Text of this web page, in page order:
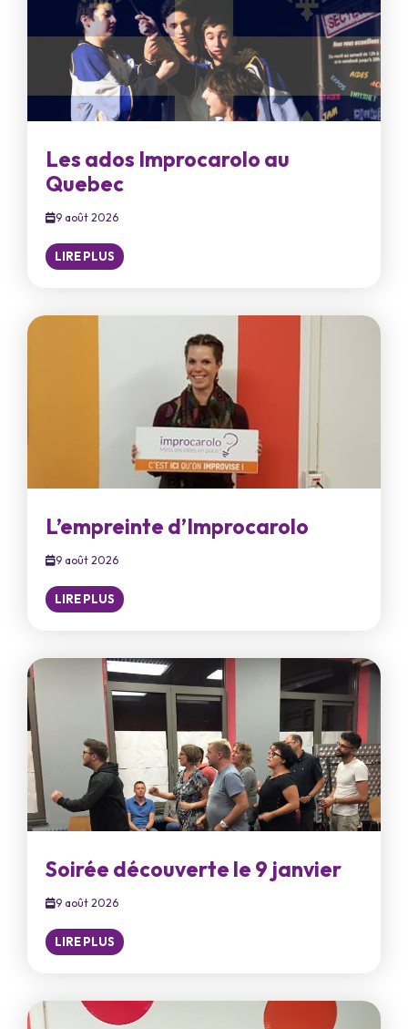
Les ados Improcarolo au
Quebec
9 août 2026
LIRE PLUS
L’empreinte d’Improcarolo
9 août 2026
LIRE PLUS
Soirée découverte le 9 janvier
9 août 2026
LIRE PLUS